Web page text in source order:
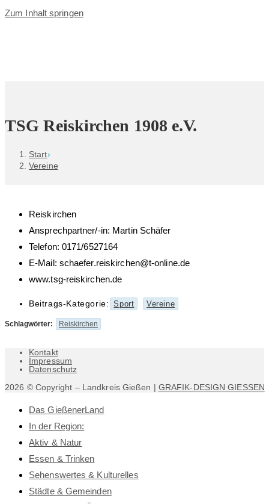
Zum Inhalt springen
TSG Reiskirchen 1908 e.V.
Start›
Vereine
Reiskirchen
Ansprechpartner/-in: Martin Schäfer
Telefon: 0171/6527164
E-Mail: schaefer.reiskirchen@t-online.de
www.tsg-reiskirchen.de
Beitrags-Kategorie: Sport Vereine
Schlagwörter: Reiskirchen
Kontakt
Impressum
Datenschutz
2026 © Copyright – Landkreis Gießen | GRAFIK-DESIGN GIESSEN
Das GießenerLand
In der Region:
Aktiv & Natur
Essen & Trinken
Sehenswertes & Kulturelles
Städte & Gemeinden